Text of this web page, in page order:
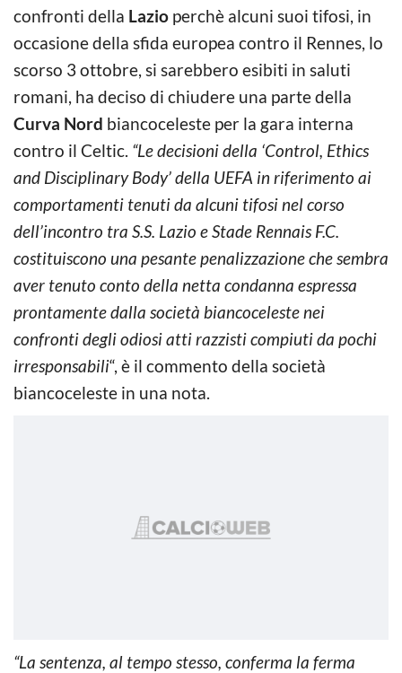
confronti della Lazio perchè alcuni suoi tifosi, in
occasione della sfida europea contro il Rennes, lo
scorso 3 ottobre, si sarebbero esibiti in saluti
romani, ha deciso di chiudere una parte della
Curva Nord biancoceleste per la gara interna
contro il Celtic. “Le decisioni della ‘Control, Ethics
and Disciplinary Body’ della UEFA in riferimento ai
comportamenti tenuti da alcuni tifosi nel corso
dell’incontro tra S.S. Lazio e Stade Rennais F.C.
costituiscono una pesante penalizzazione che sembra
aver tenuto conto della netta condanna espressa
prontamente dalla società biancoceleste nei
confronti degli odiosi atti razzisti compiuti da pochi
irresponsabili“, è il commento della società
biancoceleste in una nota.
“La sentenza, al tempo stesso, conferma la ferma